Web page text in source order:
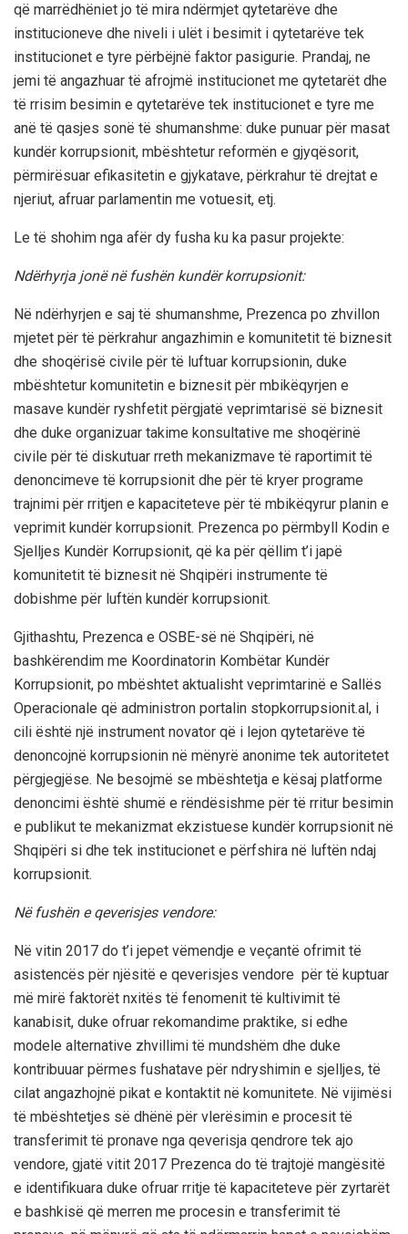
që marrëdhëniet jo të mira ndërmjet qytetarëve dhe
institucioneve dhe niveli i ulët i besimit i qytetarëve tek
institucionet e tyre përbëjnë faktor pasigurie. Prandaj, ne
jemi të angazhuar të afrojmë institucionet me qytetarët dhe
të rrisim besimin e qytetarëve tek institucionet e tyre me
anë të qasjes sonë të shumanshme: duke punuar për masat
kundër korrupsionit, mbështetur reformën e gjyqësorit,
përmirësuar efikasitetin e gjykatave, përkrahur të drejtat e
njeriut, afruar parlamentin me votuesit, etj.
Le të shohim nga afër dy fusha ku ka pasur projekte:
Ndërhyrja jonë në fushën kundër korrupsionit:
Në ndërhyrjen e saj të shumanshme, Prezenca po zhvillon
mjetet për të përkrahur angazhimin e komunitetit të biznesit
dhe shoqërisë civile për të luftuar korrupsionin, duke
mbështetur komunitetin e biznesit për mbikëqyrjen e
masave kundër ryshfetit përgjatë veprimtarisë së biznesit
dhe duke organizuar takime konsultative me shoqërinë
civile për të diskutuar rreth mekanizmave të raportimit të
denoncimeve të korrupsionit dhe për të kryer programe
trajnimi për rritjen e kapaciteteve për të mbikëqyrur planin e
veprimit kundër korrupsionit. Prezenca po përmbyll Kodin e
Sjelljes Kundër Korrupsionit, që ka për qëllim t’i japë
komunitetit të biznesit në Shqipëri instrumente të
dobishme për luftën kundër korrupsionit.
Gjithashtu, Prezenca e OSBE-së në Shqipëri, në
bashkërendim me Koordinatorin Kombëtar Kundër
Korrupsionit, po mbështet aktualisht veprimtarinë e Sallës
Operacionale që administron portalin stopkorrupsionit.al, i
cili është një instrument novator që i lejon qytetarëve të
denoncojnë korrupsionin në mënyrë anonime tek autoritetet
përgjegjëse. Ne besojmë se mbështetja e kësaj platforme
denoncimi është shumë e rëndësishme për të rritur besimin
e publikut te mekanizmat ekzistuese kundër korrupsionit në
Shqipëri si dhe tek institucionet e përfshira në luftën ndaj
korrupsionit.
Në fushën e qeverisjes vendore:
Në vitin 2017 do t’i jepet vëmendje e veçantë ofrimit të
asistencës për njësitë e qeverisjes vendore për të kuptuar
më mirë faktorët nxitës të fenomenit të kultivimit të
kanabisit, duke ofruar rekomandime praktike, si edhe
modele alternative zhvillimi të mundshëm dhe duke
kontribuuar përmes fushatave për ndryshimin e sjelljes, të
cilat angazhojnë pikat e kontaktit në komunitete. Në vijimësi
të mbështetjes së dhënë për vlerësimin e procesit të
transferimit të pronave nga qeverisja qendrore tek ajo
vendore, gjatë vitit 2017 Prezenca do të trajtojë mangësitë
e identifikuara duke ofruar rritje të kapaciteteve për zyrtarët
e bashkisë që merren me procesin e transferimit të